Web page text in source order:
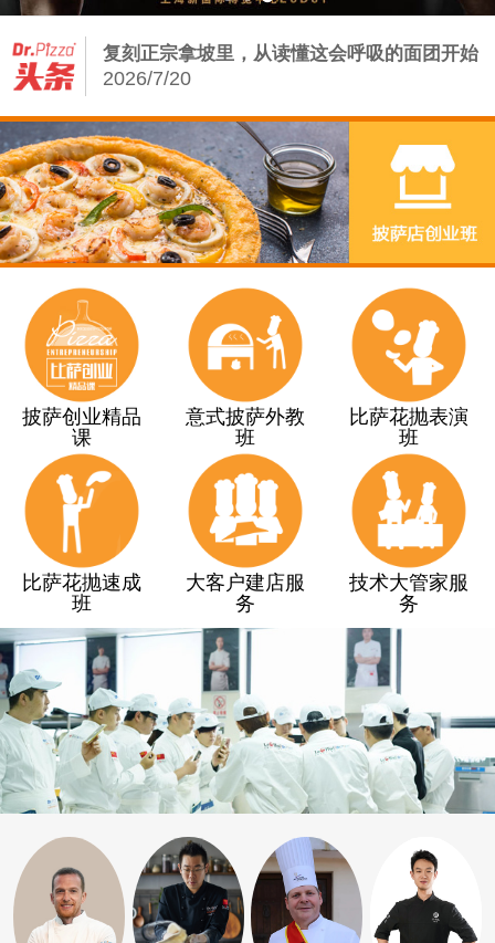
复刻正宗拿坡里，从读懂这会呼吸的面团开始
2026/7/20
Dr.Pizza2026第三季度培训课程排期：从0
2026/7/13
从饼底到堡胚：披萨店の手工基因——汉堡增
量密码
2026/8/5
披萨创业精品
课
意式披萨外教
班
比萨花抛表演
班
比萨花抛速成
班
大客户建店服
务
技术大管家服
务